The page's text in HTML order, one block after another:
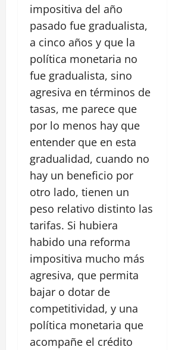
impositiva del año
pasado fue gradualista,
a cinco años y que la
política monetaria no
fue gradualista, sino
agresiva en términos de
tasas, me parece que
por lo menos hay que
entender que en esta
gradualidad, cuando no
hay un beneficio por
otro lado, tienen un
peso relativo distinto las
tarifas. Si hubiera
habido una reforma
impositiva mucho más
agresiva, que permita
bajar o dotar de
competitividad, y una
política monetaria que
acompañe el crédito